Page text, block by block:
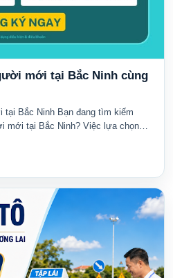
mới tại Bắc Ninh cùng
Bắc Ninh Bạn đang tìm kiếm
mới tại Bắc Ninh? Việc lựa chọn